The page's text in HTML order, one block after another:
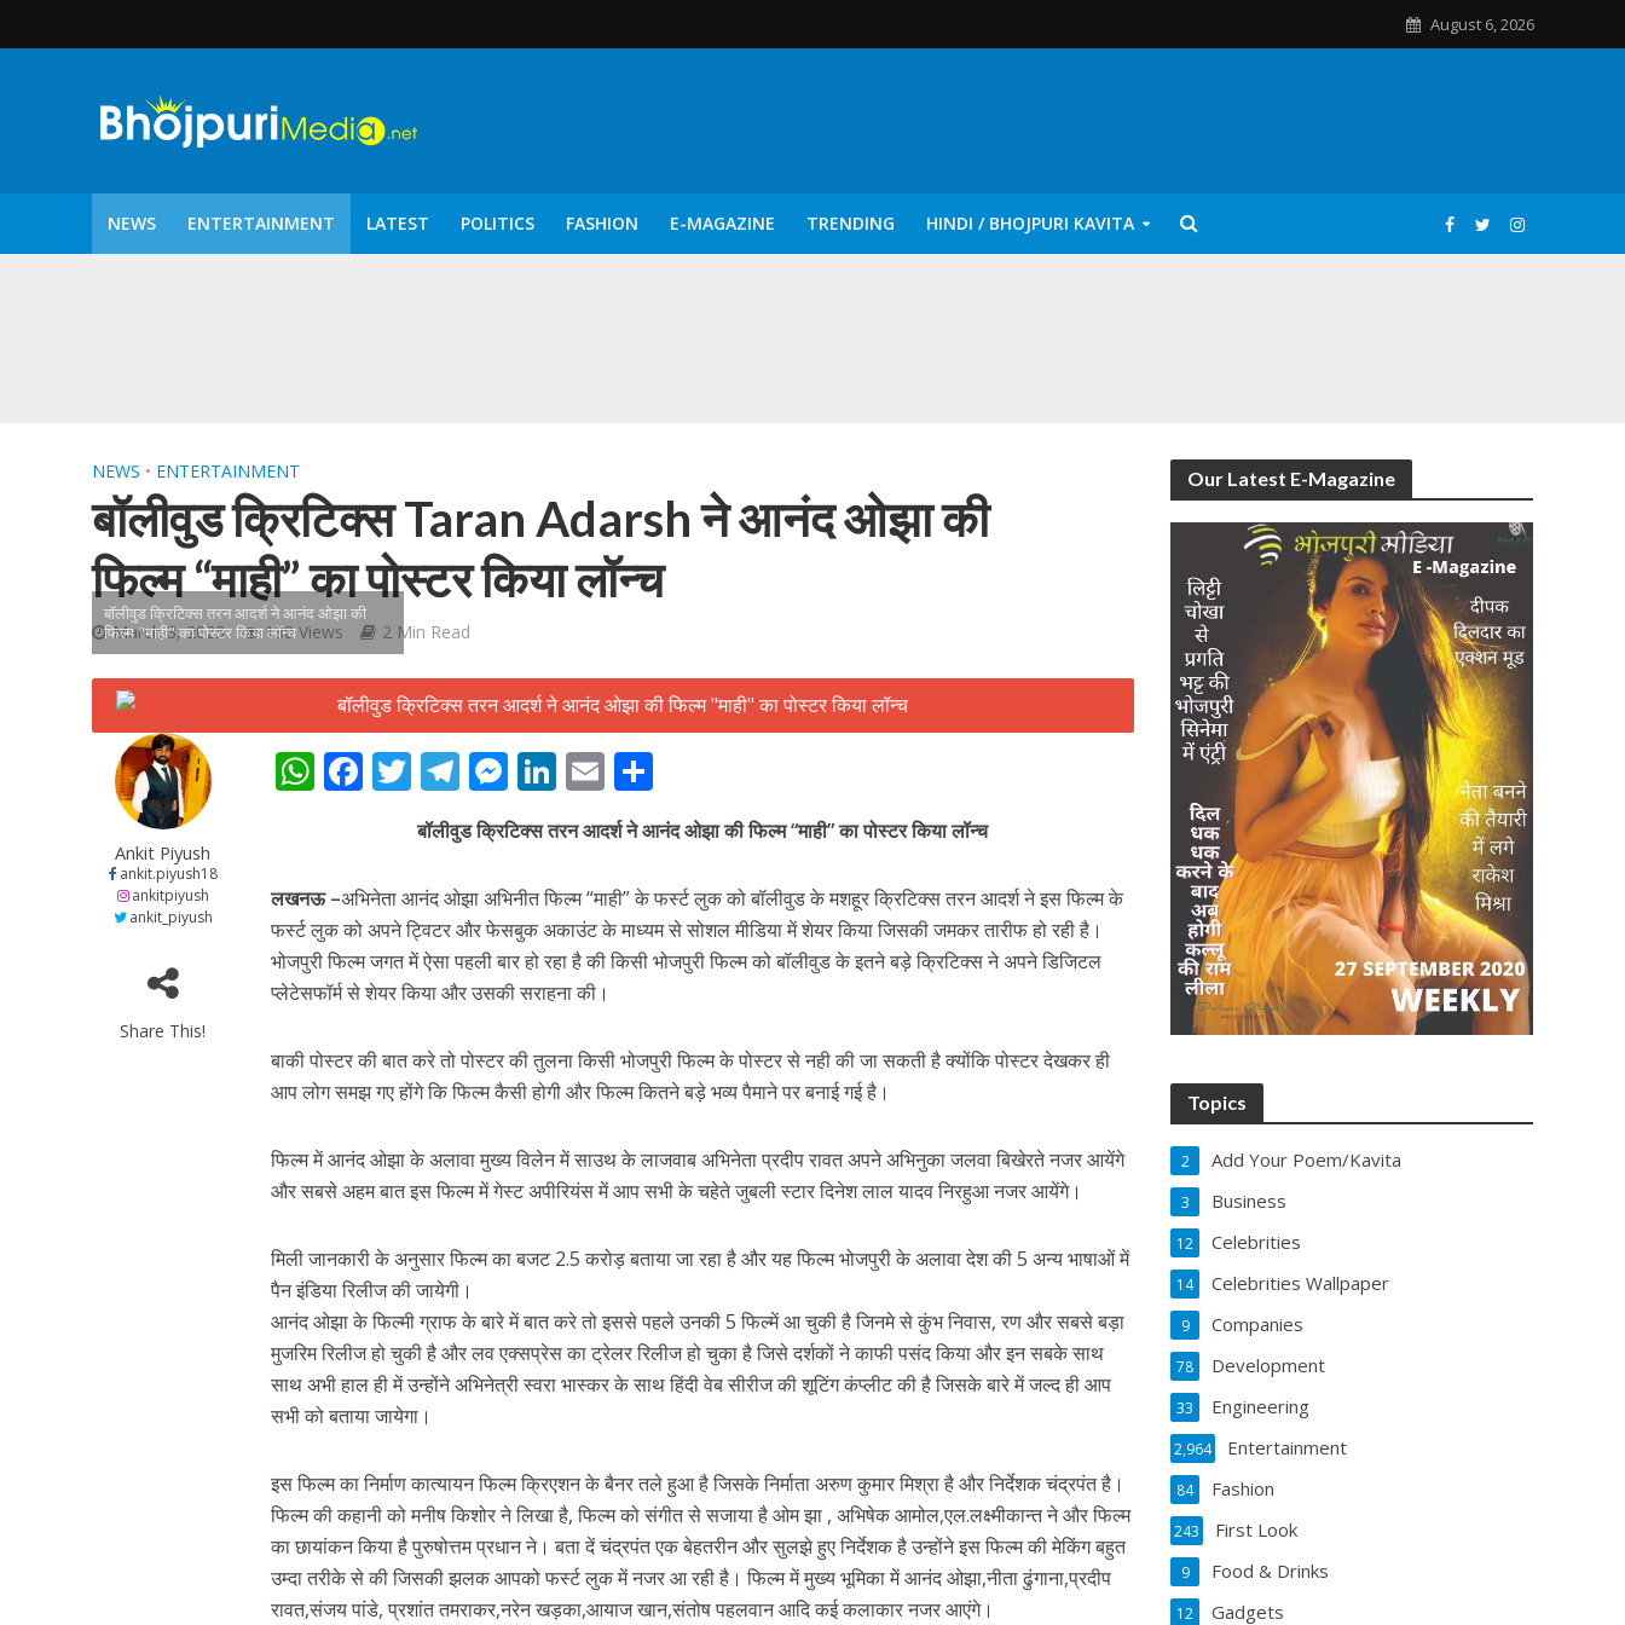
August 6, 2026
NEWS ENTERTAINMENT LATEST POLITICS FASHION E-MAGAZINE TRENDING HINDI / BHOJPURI KAVITA
शिवानी सिंह का नया बोलबम गीत तोहरे के मांगिला जानु हुआ रिलीज, दर्शकों का मिल रहा भरपूर प्यार
पवन सिंह का बॉलीवुड में महाधमाका, ‘सिर्फ आपके’ की शूटिंग लखनऊ और भोपाल में हुई पूरी”
NEWS • ENTERTAINMENT
बॉलीवुड क्रिटिक्स Taran Adarsh ​​ने आनंद ओझा की
फिल्म “माही” का पोस्टर किया लॉन्च
March 3, 2023 138 Views 2 Min Read
बॉलीवुड क्रिटिक्स तरन आदर्श ने आनंद ओझा की
फिल्म "माही" का पोस्टर किया लॉन्च
Ankit Piyush
ankit.piyush18
ankitpiyush
ankit_piyush
Share This!
W
s
A
p
p
F
b
o
o
k
T
w
itt
er
T
el
e
gr
a
m
M
e
ss
e
n
g
er
Li
k
e
dI
n
E
m
ai
l
h
ar
e
बॉलीवुड क्रिटिक्स तरन आदर्श ने आनंद ओझा की फिल्म “माही” का पोस्टर किया लॉन्च
लखनऊ –अभिनेता आनंद ओझा अभिनीत फिल्म “माही” के फर्स्ट लुक को बॉलीवुड के मशहूर क्रिटिक्स तरन आदर्श ने इस फिल्म के
फर्स्ट लुक को अपने ट्विटर और फेसबुक अकाउंट के माध्यम से सोशल मीडिया में शेयर किया जिसकी जमकर तारीफ हो रही है।
भोजपुरी फिल्म जगत में ऐसा पहली बार हो रहा है की किसी भोजपुरी फिल्म को बॉलीवुड के इतने बड़े क्रिटिक्स ने अपने डिजिटल
प्लेटेसफॉर्म से शेयर किया और उसकी सराहना की।
बाकी पोस्टर की बात करे तो पोस्टर की तुलना किसी भोजपुरी फिल्म के पोस्टर से नही की जा सकती है क्योंकि पोस्टर देखकर ही
आप लोग समझ गए होंगे कि फिल्म कैसी होगी और फिल्म कितने बड़े भव्य पैमाने पर बनाई गई है।
फिल्म में आनंद ओझा के अलावा मुख्य विलेन में साउथ के लाजवाब अभिनेता प्रदीप रावत अपने अभिनुका जलवा बिखेरते नजर आयेंगे
और सबसे अहम बात इस फिल्म में गेस्ट अपीरियंस में आप सभी के चहेते जुबली स्टार दिनेश लाल यादव निरहुआ नजर आयेंगे।
मिली जानकारी के अनुसार फिल्म का बजट 2.5 करोड़ बताया जा रहा है और यह फिल्म भोजपुरी के अलावा देश की 5 अन्य भाषाओं में
पैन इंडिया रिलीज की जायेगी।
आनंद ओझा के फिल्मी ग्राफ के बारे में बात करे तो इससे पहले उनकी 5 फिल्में आ चुकी है जिनमे से कुंभ निवास, रण और सबसे बड़ा
मुजरिम रिलीज हो चुकी है और लव एक्सप्रेस का ट्रेलर रिलीज हो चुका है जिसे दर्शकों ने काफी पसंद किया और इन सबके साथ
साथ अभी हाल ही में उन्होंने अभिनेत्री स्वरा भास्कर के साथ हिंदी वेब सीरीज की शूटिंग कंप्लीट की है जिसके बारे में जल्द ही आप
सभी को बताया जायेगा।
इस फिल्म का निर्माण कात्यायन फिल्म क्रिएशन के बैनर तले हुआ है जिसके निर्माता अरुण कुमार मिश्रा है और निर्देशक चंद्रपंत है।
फिल्म की कहानी को मनीष किशोर ने लिखा है, फिल्म को संगीत से सजाया है ओम झा , अभिषेक आमोल,एल.लक्ष्मीकान्त ने और फिल्म
का छायांकन किया है पुरुषोत्तम प्रधान ने। बता दें चंद्रपंत एक बेहतरीन और सुलझे हुए निर्देशक है उन्होंने इस फिल्म की मेकिंग बहुत
उम्दा तरीके से की जिसकी झलक आपको फर्स्ट लुक में नजर आ रही है। फिल्म में मुख्य भूमिका में आनंद ओझा,नीता ढुंगाना,प्रदीप
रावत,संजय पांडे, प्रशांत तमराकर,नरेन खड़का,आयाज खान,संतोष पहलवान आदि कई कलाकार नजर आएंगे।
Our Latest E-Magazine
Topics
Add Your Poem/Kavita
2
Business
3
Celebrities
12
Celebrities Wallpaper
14
Companies
9
Development
78
Engineering
33
Entertainment
2,964
Fashion
84
First Look
243
Food & Drinks
9
Gadgets
12